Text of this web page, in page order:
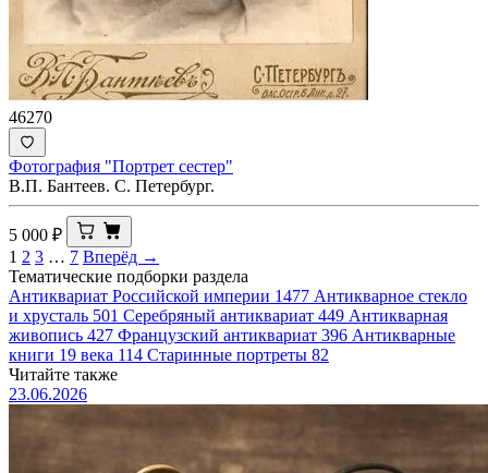
46270
Фотография "Портрет сестер"
В.П. Бантеев. С. Петербург.
5 000 ₽
1 2 3 … 7 Вперёд →
Тематические подборки раздела
Антиквариат Российской империи 1477 Антикварное стекло
и хрусталь 501 Серебряный антиквариат 449 Антикварная
живопись 427 Французский антиквариат 396 Антикварные
книги 19 века 114 Старинные портреты 82
Читайте также
23.06.2026